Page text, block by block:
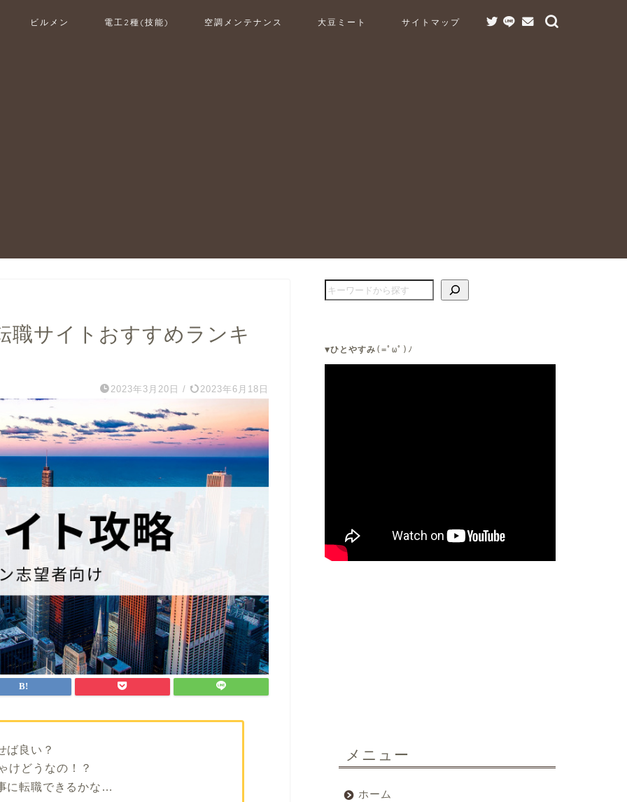
ビルメン 電工2種(技能) 空調メンテナンス 大豆ミート サイトマップ
職サイトおすすめランキ
2023年3月20日 / 2023年6月18日
ば良い？
けどうなの！？
に転職できるかな…
▼ひとやすみ (=ﾟωﾟ)ﾉ
メニュー
ホーム